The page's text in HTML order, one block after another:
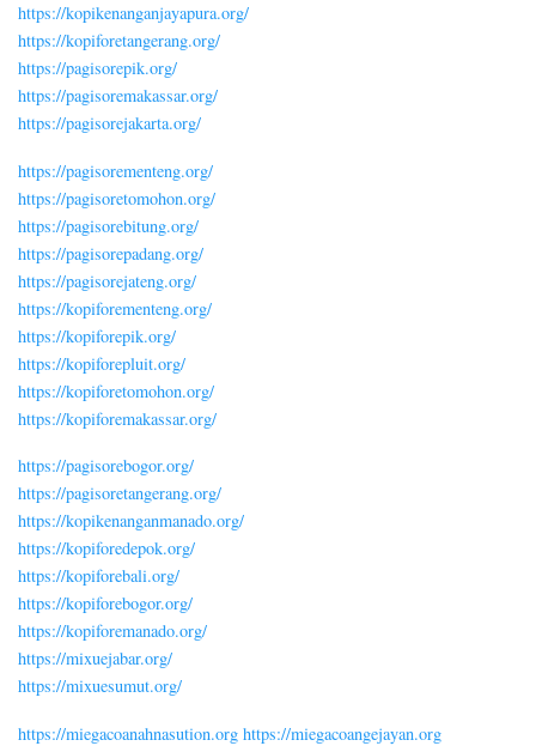
https://kopikenanganjayapura.org/
https://kopiforetangerang.org/
https://pagisorepik.org/
https://pagisoremakassar.org/
https://pagisorejakarta.org/
https://pagisorementeng.org/
https://pagisoretomohon.org/
https://pagisorebitung.org/
https://pagisorepadang.org/
https://pagisorejateng.org/
https://kopiforementeng.org/
https://kopiforepik.org/
https://kopiforepluit.org/
https://kopiforetomohon.org/
https://kopiforemakassar.org/
https://pagisorebogor.org/
https://pagisoretangerang.org/
https://kopikenanganmanado.org/
https://kopiforedepok.org/
https://kopiforebali.org/
https://kopiforebogor.org/
https://kopiforemanado.org/
https://mixuejabar.org/
https://mixuesumut.org/
https://miegacoanahnasution.org https://miegacoangejayan.org